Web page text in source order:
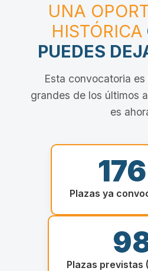
UNA
HISTÓRICA
PUEDES
Esta convocatoria
grandes de los últimos
es
176
Plazas ya
Plazas previstas